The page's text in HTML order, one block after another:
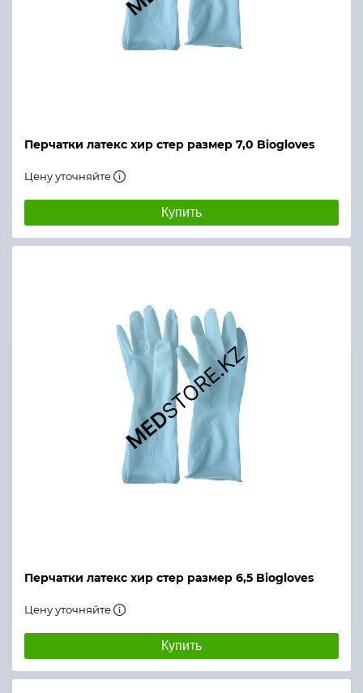
Перчатки латекс хир стер размер 7,0 Biogloves
Цену уточняйте
Купить
Перчатки латекс хир стер размер 6,5 Biogloves
Цену уточняйте
Купить